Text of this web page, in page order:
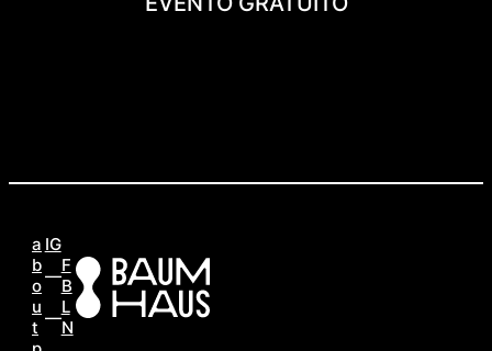
a
b
o
u
t
IG
F
B
L
N